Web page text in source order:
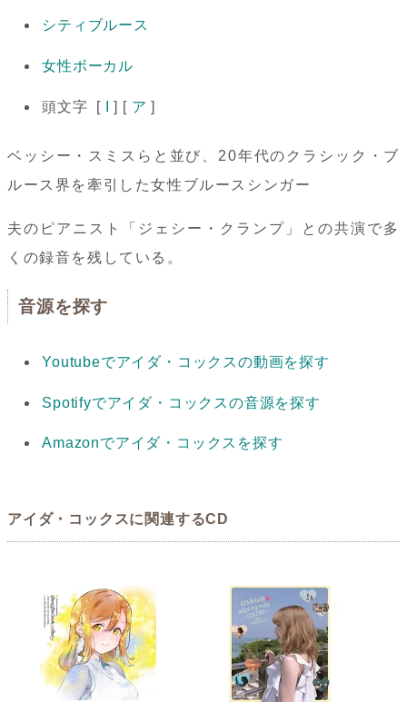
シティブルース
女性ボーカル
頭文字 [ ] [ ア ]
ベッシー・スミスらと並び、20年代のクラシック・ブ
ルース界を牽引した女性ブルースシンガー
夫のピアニスト「ジェシー・クランプ」との共演で多
くの録音を残している。
音源を探す
Youtubeでアイダ・コックスの動画を探す
Spotifyでアイダ・コックスの音源を探す
Amazonでアイダ・コックスを探す
アイダ・コックスに関連するCD